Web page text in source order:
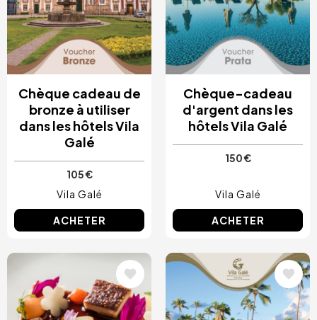
Chèque cadeau de
bronze à utiliser
dans les hôtels Vila
Galé
105 €
Vila Galé
ACHETER
Chèque-cadeau
d'argent dans les
hôtels Vila Galé
150 €
Vila Galé
ACHETER
Image Image